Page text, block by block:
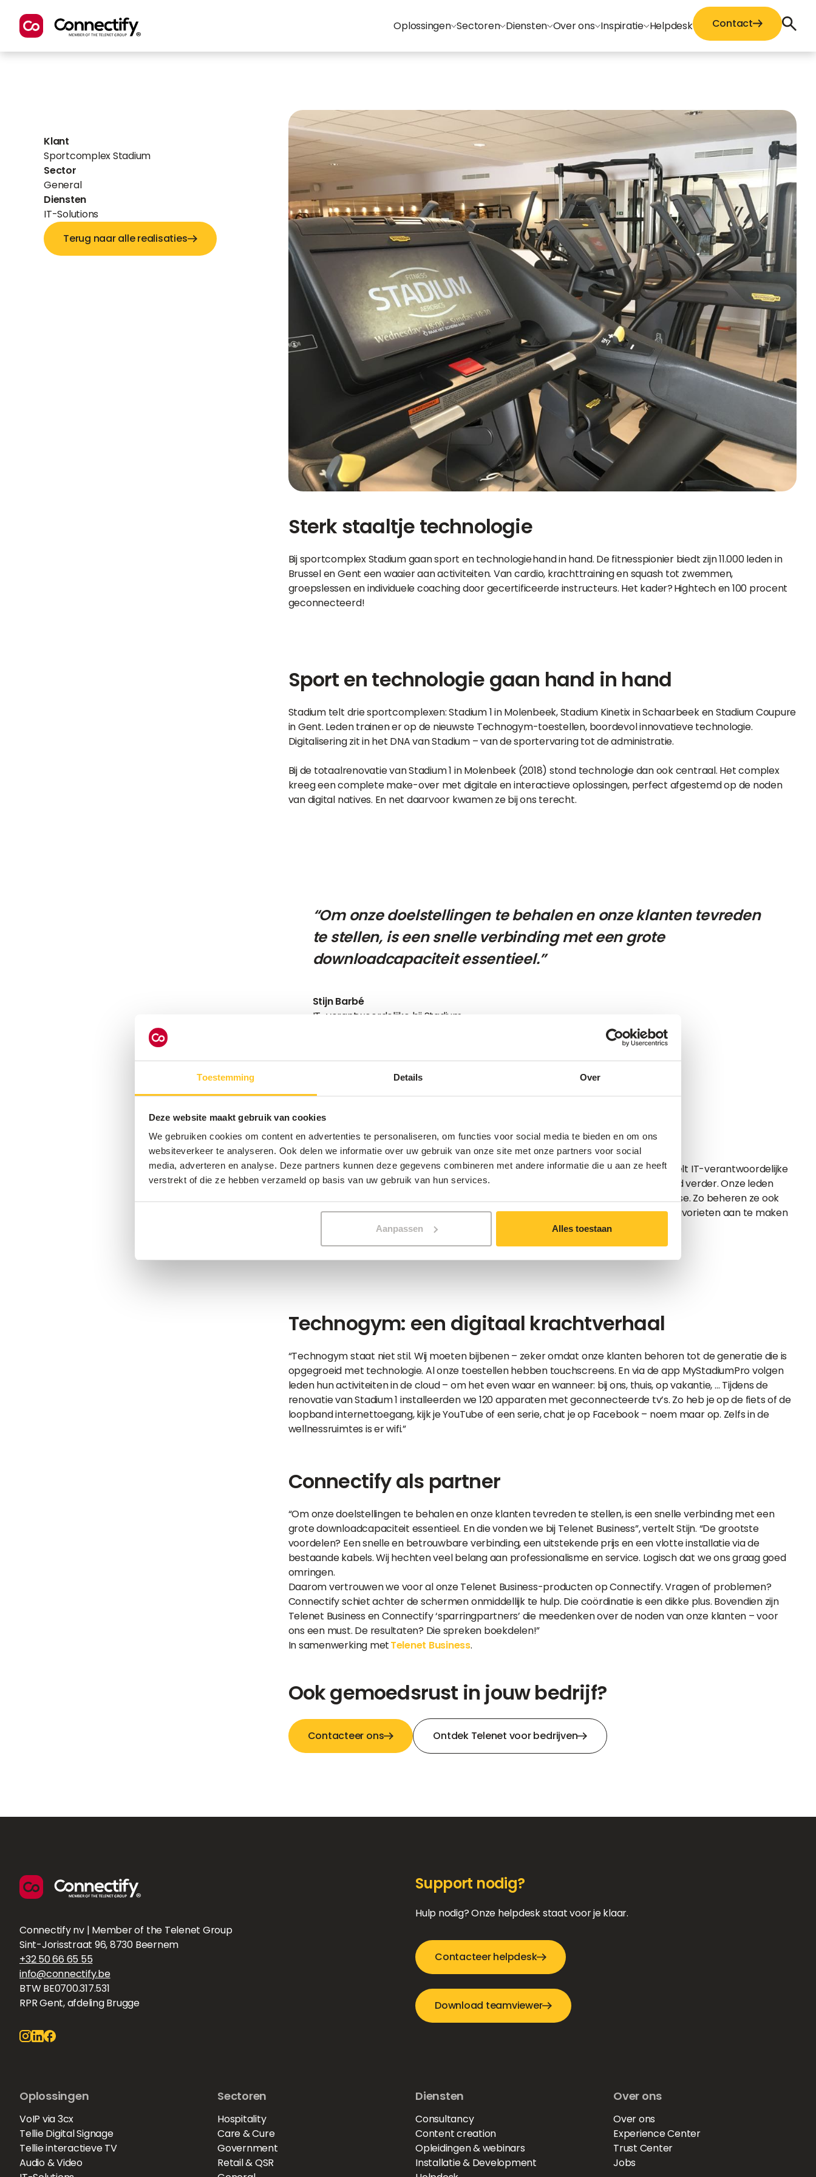
Toestemming Details Over
Deze website maakt gebruik van cookies
We gebruiken cookies om content en advertenties te personaliseren, om functies voor social media te bieden en om ons
websiteverkeer te analyseren. Ook delen we informatie over uw gebruik van onze site met onze partners voor social
media, adverteren en analyse. Deze partners kunnen deze gegevens combineren met andere informatie die u aan ze heeft
verstrekt of die ze hebben verzameld op basis van uw gebruik van hun services.
Aanpassen Alles toestaan
Oplossingen Sectoren Diensten Over ons Inspiratie Helpdesk Contact
Klant
Sportcomplex Stadium
Sector
General
Diensten
IT-Solutions
Terug naar alle realisaties
Sterk staaltje technologie
Bij sportcomplex Stadium gaan sport en technologie hand in hand. De fitnesspionier biedt zijn 11.000 leden in
Brussel en Gent een waaier aan activiteiten. Van cardio, krachttraining en squash tot zwemmen,
groepslessen en individuele coaching door gecertificeerde instructeurs. Het kader? Hightech en 100 procent
geconnecteerd!
Sport en technologie gaan hand in hand
Stadium telt drie sportcomplexen: Stadium 1 in Molenbeek, Stadium Kinetix in Schaarbeek en Stadium Coupure
in Gent. Leden trainen er op de nieuwste Technogym-toestellen, boordevol innovatieve technologie.
Digitalisering zit in het DNA van Stadium – van de sportervaring tot de administratie.
Bij de totaalrenovatie van Stadium 1 in Molenbeek (2018) stond technologie dan ook centraal. Het complex
kreeg een complete make-over met digitale en interactieve oplossingen, perfect afgestemd op de noden
van digital natives. En net daarvoor kwamen ze bij ons terecht.
“Om onze doelstellingen te behalen en onze klanten tevreden
te stellen, is een snelle verbinding met een grote
downloadcapaciteit essentieel.”
Stijn Barbé
IT-verantwoordelijke bij Stadium
Trendsetter met (spier)ballen
“Al in de jaren tachtig ontwikkelden we onze eigen software voor ledenbeheer”, vertelt IT-verantwoordelijke
Stijn Barbé. “Noem ons gerust pioniers in onze sector. Vandaag staan we nog een eind verder. Onze leden
reserveren squashterreinen of zumbacursussen online of via touchscreens ter plaatse. Zo beheren ze ook
zelf hun abonnement, bijvoorbeeld om het tijdens vakanties op te schorten. Of om favorieten aan te maken
die rechtstreeks toegang bieden tot hun geliefde activiteiten.”
Technogym: een digitaal krachtverhaal
“Technogym staat niet stil. Wij moeten bijbenen – zeker omdat onze klanten behoren tot de generatie die is
opgegroeid met technologie. Al onze toestellen hebben touchscreens. En via de app MyStadiumPro volgen
leden hun activiteiten in de cloud – om het even waar en wanneer: bij ons, thuis, op vakantie, … Tijdens de
renovatie van Stadium 1 installeerden we 120 apparaten met geconnecteerde tv’s. Zo heb je op de fiets of de
loopband internettoegang, kijk je YouTube of een serie, chat je op Facebook – noem maar op. Zelfs in de
wellnessruimtes is er wifi.”
Connectify als partner
“Om onze doelstellingen te behalen en onze klanten tevreden te stellen, is een snelle verbinding met een
grote downloadcapaciteit essentieel. En die vonden we bij Telenet Business”, vertelt Stijn. “De grootste
voordelen? Een snelle en betrouwbare verbinding, een uitstekende prijs en een vlotte installatie via de
bestaande kabels. Wij hechten veel belang aan professionalisme en service. Logisch dat we ons graag goed
omringen.
Daarom vertrouwen we voor al onze Telenet Business-producten op Connectify. Vragen of problemen?
Connectify schiet achter de schermen onmiddellijk te hulp. Die coördinatie is een dikke plus. Bovendien zijn
Telenet Business en Connectify ‘sparringpartners’ die meedenken over de noden van onze klanten – voor
ons een must. De resultaten? Die spreken boekdelen!”
In samenwerking metTelenet Business.
Ook gemoedsrust in jouw bedrijf?
Contacteer ons Ontdek Telenet voor bedrijven
Connectify nv | Member of the Telenet Group
Sint-Jorisstraat 96, 8730 Beernem
+32 50 66 65 55
info@connectify.be
BTW BE0700.317.531
RPR Gent, afdeling Brugge
Support nodig?
Hulp nodig? Onze helpdesk staat voor je klaar.
Contacteer helpdesk
Download teamviewer
Oplossingen
VoIP via 3cx
Tellie Digital Signage
Tellie interactieve TV
Audio & Video
Sectoren
Hospitality
Care & Cure
Government
Retail & QSR
Diensten
Consultancy
Content creation
Opleidingen & webinars
Installatie & Development
Over ons
Over ons
Experience Center
Trust Center
Jobs